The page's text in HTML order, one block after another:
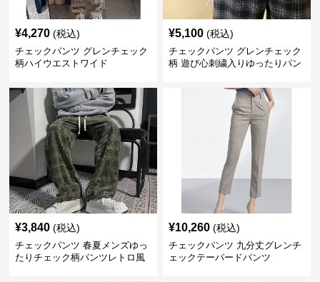
¥4,270 (税込)
チェックパンツ グレンチェック
柄ハイウエストワイド
¥5,100 (税込)
チェックパンツ グレンチェック
柄 遊び心刺繍入りゆったりパン
¥3,840 (税込)
チェックパンツ 春夏メンズゆっ
たりチェック柄パンツレトロ風
¥10,260 (税込)
チェックパンツ 九分丈グレンチ
ェックテーパードパンツ